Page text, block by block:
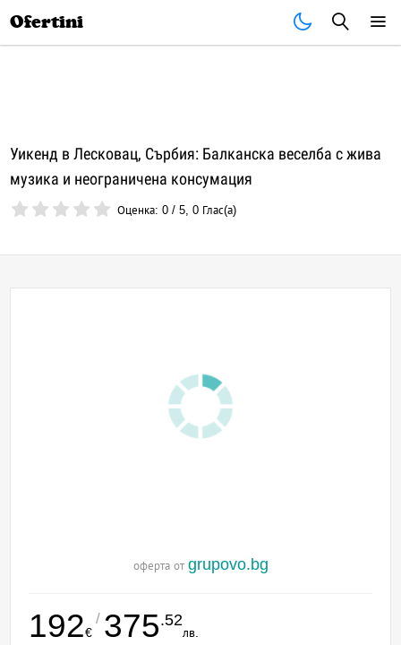
Ofertini
Уикенд в Лесковац, Сърбия: Балканска веселба с жива
музика и неограничена консумация
Оценка:0 /5,0 Глас(а)
оферта от grupovo.bg
192€
/ 375.52
лв.